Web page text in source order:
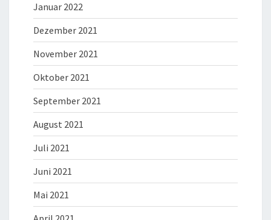
Januar 2022
Dezember 2021
November 2021
Oktober 2021
September 2021
August 2021
Juli 2021
Juni 2021
Mai 2021